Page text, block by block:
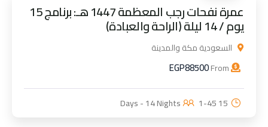
عمرة نفحات رجب المعظمة 1447 هـ: برنامج 15
يوم / 14 ليلة (الراحة والعبادة)
السعودية مكة والمدينة
EGP88500
15 Days - 14 Nights
1-45